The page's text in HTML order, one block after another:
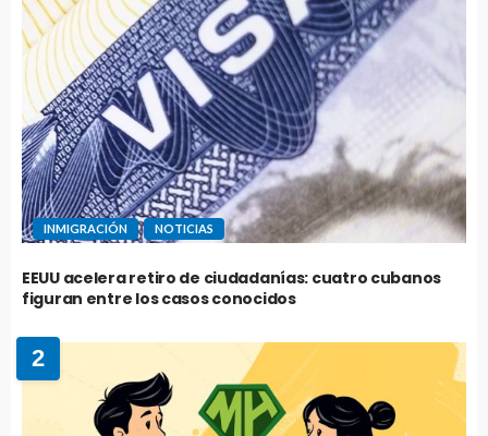
INMIGRACIÓN NOTICIAS
EEUU acelera retiro de ciudadanías: cuatro cubanos
figuran entre los casos conocidos
2